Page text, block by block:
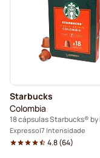
Starbucks
Colombia
Expresso 7 Intensidade
4.8(64)